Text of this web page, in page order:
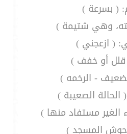
( بسرعة )
وهي شتيمة )
( ازعجني )
أو خفف )
- الرخمه )
الحالة الصعيبة )
الغير مستفاد منها )
المسجد )